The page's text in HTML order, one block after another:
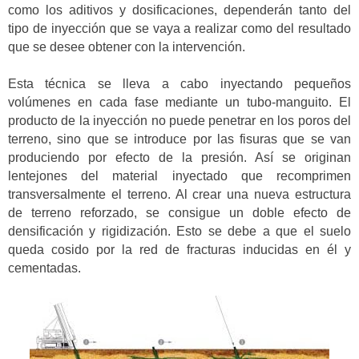
como los aditivos y dosificaciones, dependerán tanto del
tipo de inyección que se vaya a realizar como del resultado
que se desee obtener con la intervención.
Esta técnica se lleva a cabo inyectando pequeños
volúmenes en cada fase mediante un tubo-manguito. El
producto de la inyección no puede penetrar en los poros del
terreno, sino que se introduce por las fisuras que se van
produciendo por efecto de la presión. Así se originan
lentejones del material inyectado que recomprimen
transversalmente el terreno. Al crear una nueva estructura
de terreno reforzado, se consigue un doble efecto de
densificación y rigidización. Esto se debe a que el suelo
queda cosido por la red de fracturas inducidas en él y
cementadas.